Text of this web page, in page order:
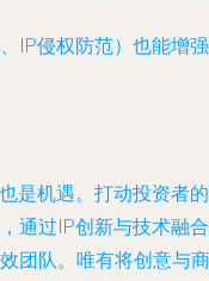
IP侵权防范）也能增强
是机遇。打动投资者的
通过IP创新与技术融合
团队。唯有将创意与商